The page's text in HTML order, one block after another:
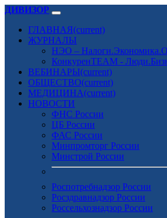
ДИВИЗОР
ГЛАВНАЯ(current)
ЖУРНАЛЫ
НЭО –
КонкуренTEAM -
ВЕБИНАРЫ(current)
ОБЩЕСТВО(current)
МЕДИЦИНА(current)
НОВОСТИ
ФНС России
ЦБ России
ФАС России
Минпромторг России
Минстрой России
Роспотребнадзор России
Росздравнадзор России
Россельхознадзор России